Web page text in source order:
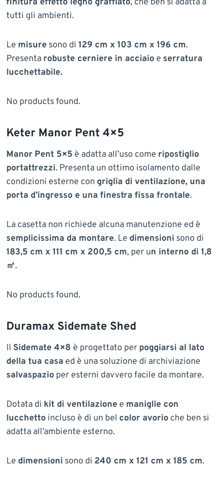
tutti gli ambienti.
Le misuresono di 129 cm x 103 cm x 196 cm.
Presenta robuste cerniere in acciaioe serratura
lucchettabile.
No products found.
Keter Manor Pent 4×5
Manor Pent 5×5 è adatta all’uso come ripostiglio
portattrezzi. Presenta un ottimo isolamento dalle
condizioni esterne con griglia di ventilazione, una
porta d’ingresso e una finestra fissa frontale.
La casetta non richiede alcuna manutenzione ed è
semplicissima da montare. Le dimensioni sono di
183,5 cm x 111 cm x 200,5 cm, per un interno di 1,8
㎡.
No products found.
Duramax Sidemate Shed
Il Sidemate 4×8 è progettato per poggiarsi al lato
della tua casa ed è una soluzione di archiviazione
salvaspazioper esterni davvero facile da montare.
Dotata di kit di ventilazionee maniglie con
lucchettoincluso è di un bel color avorioche ben si
adatta all’ambiente esterno.
Le dimensioni sono di 240 cm x 121 cm x 185 cm.